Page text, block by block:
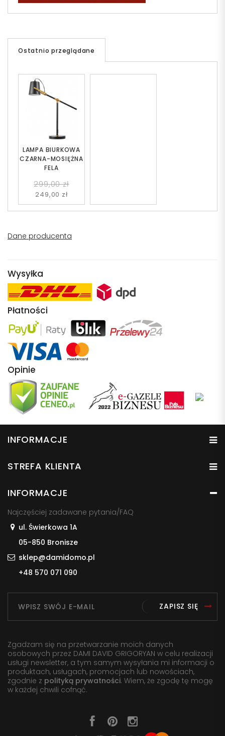
Ostatnio przeglądane
LAMPA BIURKOWA
CZARNA-MOSIĘŻNA
FELA
299,00 zł
249,00 zł
Dane producenta
Wysyłka
Płatności
Opinie
INFORMACJE
STREFA KLIENTA
INFORMACJE
Najczęściej zadawane pytania/FAQ
ul. Świerkowa 1A
05-850 Bronisze
sklep@damidomo.pl
+48 570 071 090
ZAPISZ SIĘ
Zgadzam się na przetwarzanie moich danych
osobowych przez DAMI DAVID GRIGORYAN w celu realizacji
usługi newsletter, a tym samym wysyłania mi informacji o
produktach, usługach, promocjach lub nowościach,
zgodnie z polityką prywatności. Wiem, że zgodę tę mogę
w każdej chwili cofnąć.